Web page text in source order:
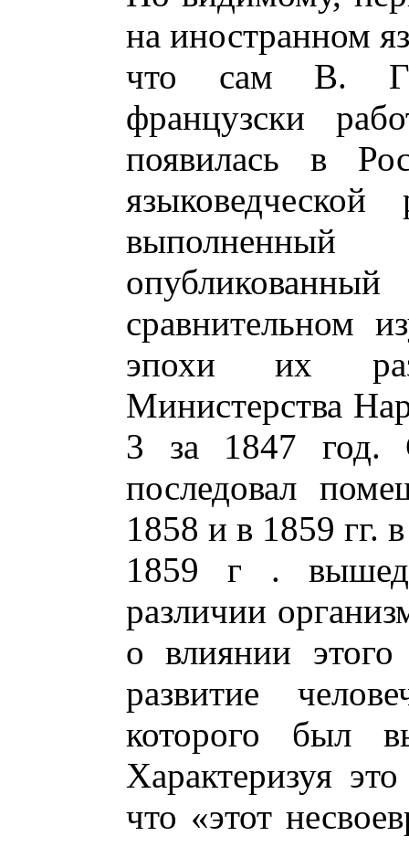
на иностранном
что сам В.
французски
появилась в
сравнительном
эпохи их
Министерства
3 за 1847 год.
последовал
1858 и в 1859 гг.
1859 г .
различии
о влиянии этого
развитие
которого был
Характеризуя
что «этот